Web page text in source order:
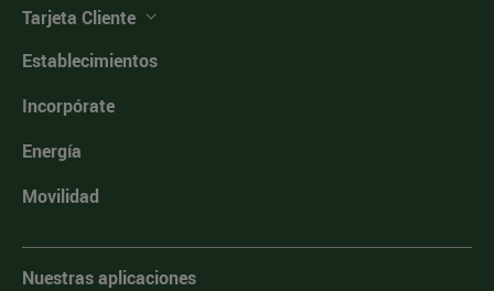
Tarjeta Cliente
Establecimientos
Incorpórate
Energía
Movilidad
Nuestras aplicaciones